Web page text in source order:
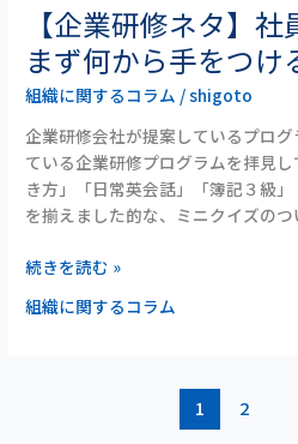
う？
【企業研修ネタ】社
まず何から手をつけ
組織に関するコラム /shigoto
企業研修会社が提案しているプロ
ている企業研修プログラムを拝見
き方」「日常英会話」「簿記３級
を揃えました的な、ミニクイズのつ
【企
業
研
修
ネ
タ】
社
員
の
人
材
育
続きを読む »
組織に関するコラム
1 2